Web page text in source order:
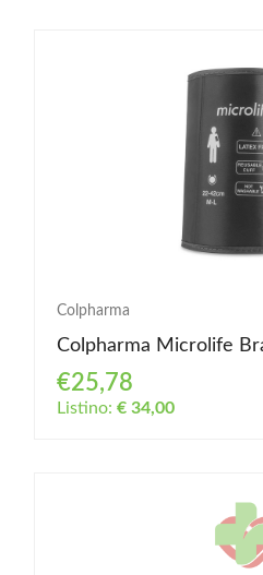
Colpharma
Colpharma Microlife
€25,78
Listino: € 34,00